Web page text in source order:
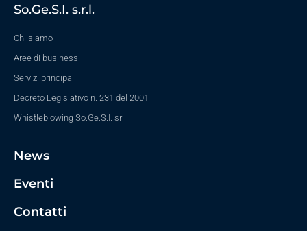
So.Ge.S.I. s.r.l.
Chi siamo
Aree di business
Servizi principali
Decreto Legislativo n. 231 del 2001
Whistleblowing So.Ge.S.I. srl
News
Eventi
Contatti